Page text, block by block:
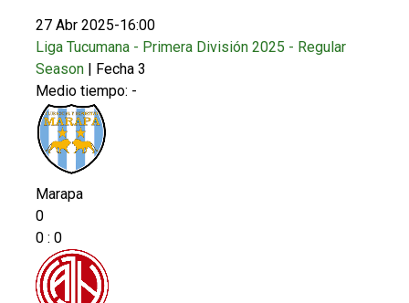
27 Abr 2025-16:00
Liga Tucumana - Primera División 2025 - Regular
Season | Fecha 3
Medio tiempo: -
Marapa
0
0 : 0